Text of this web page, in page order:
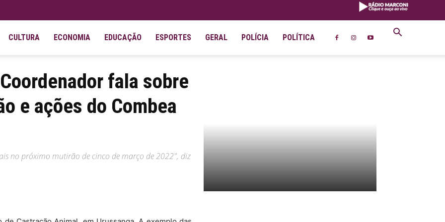
CULTURA ECONOMIA EDUCAÇÃO ESPORTES GERAL POLÍCIA POLÍTICA
fala sobre
e ações do Combea
no próximo mutirão de cinco de março de 2022", diz